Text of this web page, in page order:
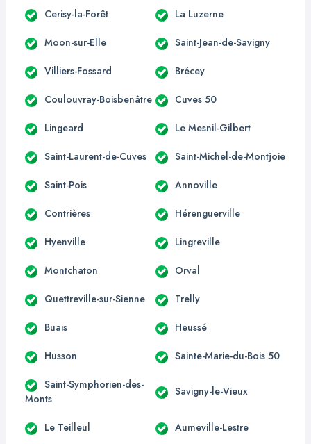
Cerisy-la-Forêt La Luzerne
Moon-sur-Elle Saint-Jean-de-Savigny
Villiers-Fossard Brécey
Coulouvray-Boisbenâtre Cuves 50
Lingeard Le Mesnil-Gilbert
Saint-Laurent-de-Cuves Saint-Michel-de-Montjoie
Saint-Pois Annoville
Contrières Hérenguerville
Hyenville Lingreville
Montchaton Orval
Quettreville-sur-Sienne Trelly
Buais Heussé
Husson Sainte-Marie-du-Bois 50
Saint-Symphorien-des-
Monts
Savigny-le-Vieux
Le Teilleul Aumeville-Lestre